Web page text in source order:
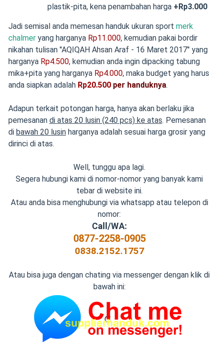
plastik-pita, kena penambahan harga +Rp3.000
Jadi semisal anda memesan handuk ukuran sport merk
chalmeryang harganya Rp11.000, kemudian pakai bordir
nikahan tulisan "AQIQAH Ahsan Araf - 16 Maret 2017" yang
harganya Rp4.500, kemudian anda ingin dipacking tabung
mika+pita yang harganya Rp4.000, maka budget yang harus
anda siapkan adalah Rp20.500 per handuknya.
Adapun terkait potongan harga, hanya akan berlaku jika
pemesanan di atas 20 lusin (240 pcs) ke atas. Pemesanan
di bawah 20 lusinharganya adalah sesuai harga grosir yang
dirinci di atas.
Well, tunggu apa lagi.
Segera hubungi kami di nomor-nomor yang banyak kami
tebar di website ini.
Atau anda bisa menghubungi via whatsapp atau telepon di
nomor:
Call/WA:
0877-2258-0905
0838.2152.1757
Atau bisa juga dengan chating via messenger dengan klik di
bawah ini: